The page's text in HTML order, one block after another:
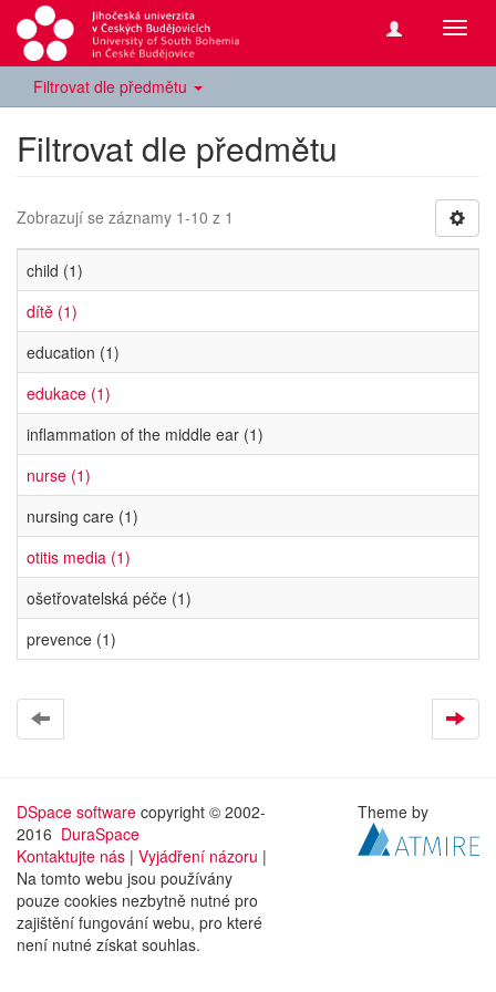
Filtrovat dle předmětu
Filtrovat dle předmětu
Zobrazují se záznamy 1-10 z 1
child (1)
dítě (1)
education (1)
edukace (1)
inflammation of the middle ear (1)
nurse (1)
nursing care (1)
otitis media (1)
ošetřovatelská péče (1)
prevence (1)
DSpace software copyright © 2002-
2016 DuraSpace
Kontaktujte nás | Vyjádření názoru |
Na tomto webu jsou používány
pouze cookies nezbytně nutné pro
zajištění fungování webu, pro které
není nutné získat souhlas.
Theme by